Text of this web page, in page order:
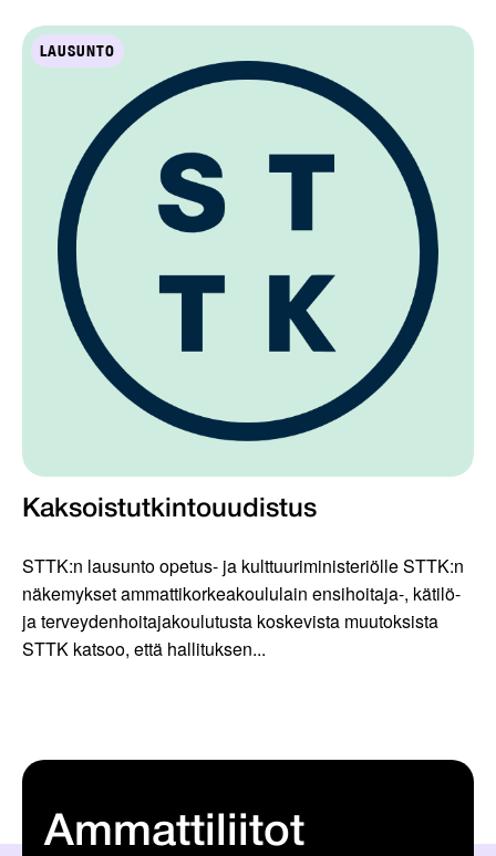
LAUSUNTO
Kaksoistutkintouudistus
STTK:n lausunto opetus- ja kulttuuriministeriölle STTK:n
näkemykset ammattikorkeakoululain ensihoitaja-, kätilö-
ja terveydenhoitajakoulutusta koskevista muutoksista
STTK katsoo, että hallituksen...
Ammattiliitot